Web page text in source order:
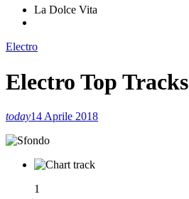
La Dolce Vita
Electro
Electro Top Tracks
today14 Aprile 2018
1